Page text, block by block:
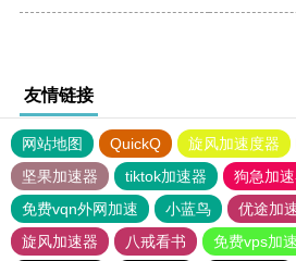
友情链接
网站地图 QuickQ 旋风加速度器
坚果加速器
tiktok加速器
狗急加
免费vqn外网加速
小蓝鸟 优途加
旋风加速器
八戒看书
免费vps加